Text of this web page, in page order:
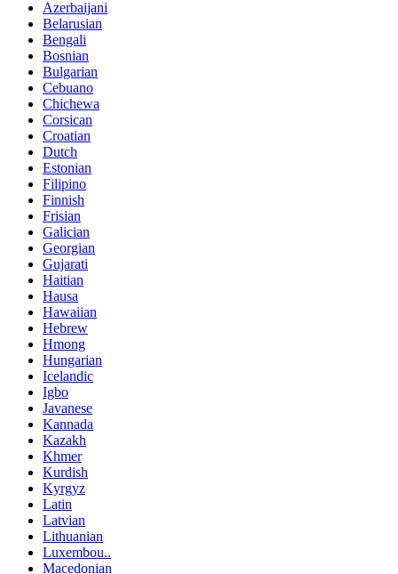
Azerbaijani
Belarusian
Bengali
Bosnian
Bulgarian
Cebuano
Chichewa
Corsican
Croatian
Dutch
Estonian
Filipino
Finnish
Frisian
Galician
Georgian
Gujarati
Haitian
Hausa
Hawaiian
Hebrew
Hmong
Hungarian
Icelandic
Igbo
Javanese
Kannada
Kazakh
Khmer
Kurdish
Kyrgyz
Latin
Latvian
Lithuanian
Luxembou..
Macedonian